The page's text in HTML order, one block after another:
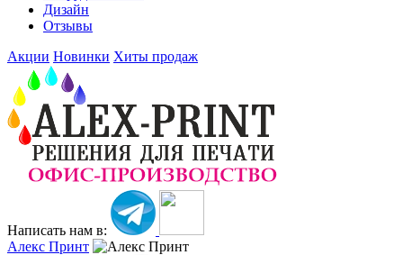
Дизайн
Отзывы
Акции Новинки Хиты продаж
Написать нам в:
Алекс Принт